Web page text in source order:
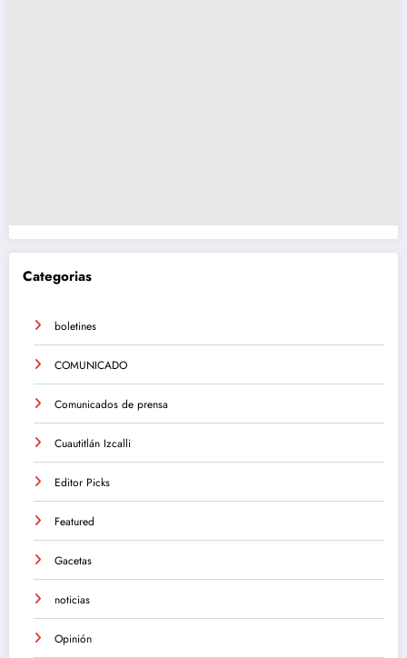
Categorias
boletines
COMUNICADO
Comunicados de prensa
Cuautitlán Izcalli
Editor Picks
Featured
Gacetas
noticias
Opinión